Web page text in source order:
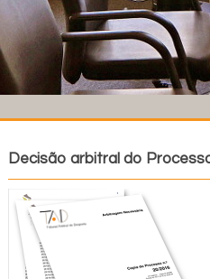
Decisão arbitral do